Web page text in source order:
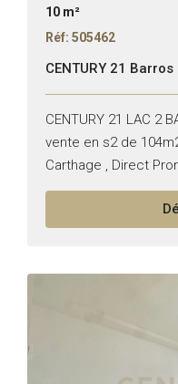
10 m²
Réf: 505462
CENTURY 21 Barros
CENTURY 21 LAC 2
vente en s2 de
Carthage , Direct
équipée -Une suite